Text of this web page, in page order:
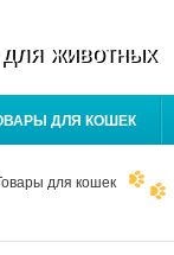
животных
ДЛЯ КОШЕК
для кошек